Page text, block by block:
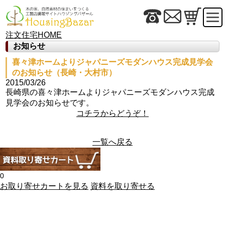
注文住宅HOME
お知らせ
喜々津ホームよりジャパニーズモダンハウス完成見学会
のお知らせ（長崎・大村市）
2015/03/26
長崎県の喜々津ホームよりジャパニーズモダンハウス完成
見学会のお知らせです。
コチラからどうぞ！
一覧へ戻る
0
お取り寄せカートを見る 資料を取り寄せる